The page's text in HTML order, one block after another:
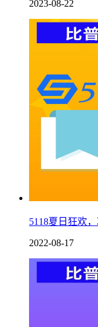
2023-08-22
5118夏日狂欢
2022-08-17